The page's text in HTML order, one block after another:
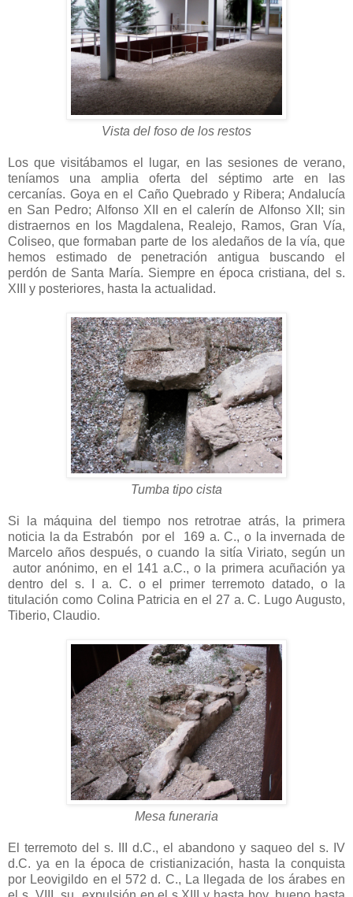
Vista del foso de los restos
Los que visitábamos el lugar, en las sesiones de verano,
teníamos una amplia oferta del séptimo arte en las
cercanías. Goya en el Caño Quebrado y Ribera; Andalucía
en San Pedro; Alfonso XII en el calerín de Alfonso XII; sin
distraernos en los Magdalena, Realejo, Ramos, Gran Vía,
Coliseo, que formaban parte de los aledaños de la vía, que
hemos estimado de penetración antigua buscando el
perdón de Santa María. Siempre en época cristiana, del s.
XIII y posteriores, hasta la actualidad.
Tumba tipo cista
Si la máquina del tiempo nos retrotrae atrás, la primera
noticia la da Estrabón por el 169 a. C., o la invernada de
Marcelo años después, o cuando la sitía Viriato, según un
autor anónimo, en el 141 a.C., o la primera acuñación ya
dentro del s. I a. C. o el primer terremoto datado, o la
titulación como Colina Patricia en el 27 a. C. Lugo Augusto,
Tiberio, Claudio.
Mesa funeraria
El terremoto del s. III d.C., el abandono y saqueo del s. IV
d.C. ya en la época de cristianización, hasta la conquista
por Leovigildo en el 572 d. C., La llegada de los árabes en